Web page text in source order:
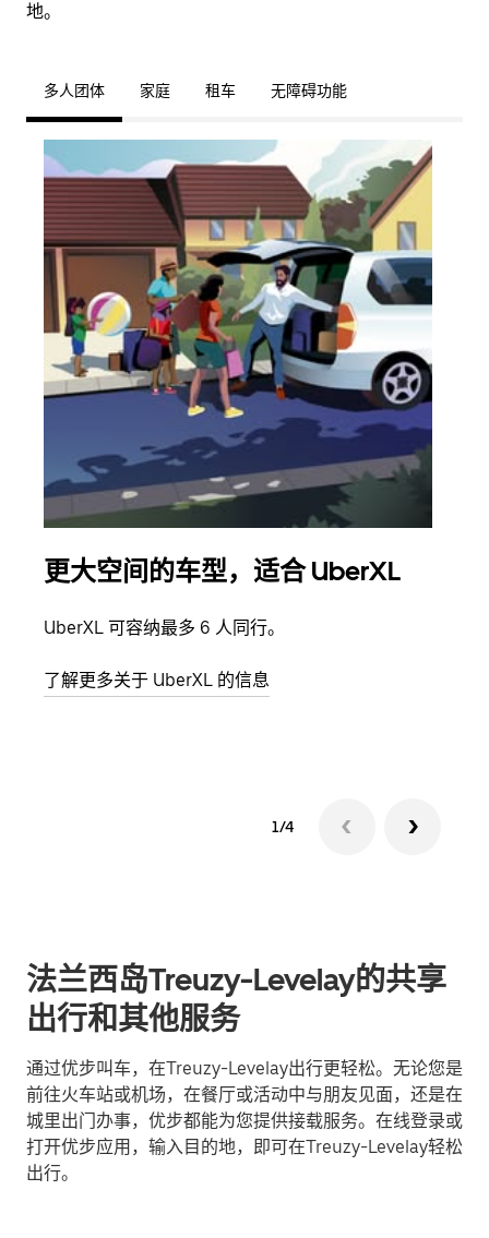
地。
多人团体 家庭 租车 无障碍功能
更大空间的车型，适合 UberXL
UberXL 可容纳最多 6 人同行。
了解更多关于 UberXL 的信息
1/4
法兰西岛Treuzy-Levelay的共享
出行和其他服务
通过优步叫车，在Treuzy-Levelay出行更轻松。无论您是
前往火车站或机场，在餐厅或活动中与朋友见面，还是在
城里出门办事，优步都能为您提供接载服务。在线登录或
打开优步应用，输入目的地，即可在Treuzy-Levelay轻松
出行。